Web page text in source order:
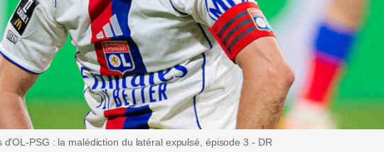
d'OL-PSG : la malédiction du latéral expulsé, épisode 3 - DR